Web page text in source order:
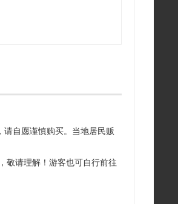
自愿谨慎购买。当地居民贩
敬请理解！游客也可自行前往